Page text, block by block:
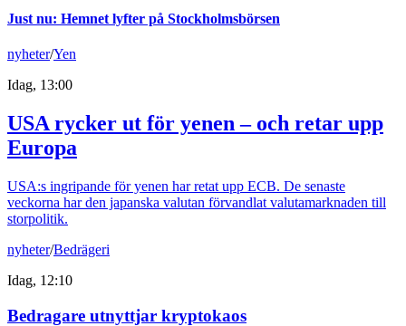
Just nu: Hemnet lyfter på Stockholmsbörsen
nyheter/Yen
Idag, 13:00
USA rycker ut för yenen – och retar upp
Europa
USA:s ingripande för yenen har retat upp ECB. De senaste
veckorna har den japanska valutan förvandlat valutamarknaden till
storpolitik.
nyheter/Bedrägeri
Idag, 12:10
Bedragare utnyttjar kryptokaos